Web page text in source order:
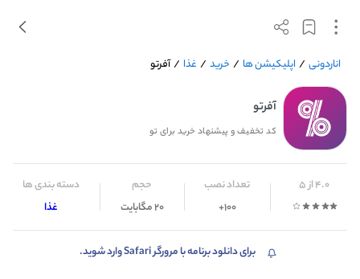
اناردونی / اپلیکیشن ها / خرید / غذا /آفرتو
آفرتو
کد تخفیف و پیشنهاد خرید برای تو
4.0 از 5 تعداد نصب
100+
حجم
20 مگابایت
دسته بندی ها
غذا
برای دانلود برنامه با مرورگر Safari وارد شوید.